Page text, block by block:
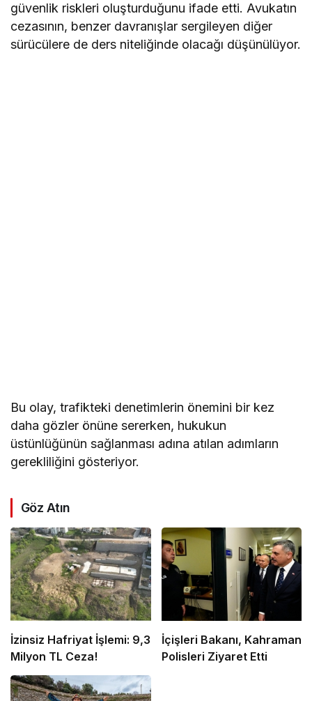
güvenlik riskleri oluşturduğunu ifade etti. Avukatın
cezasının, benzer davranışlar sergileyen diğer
sürücülere de ders niteliğinde olacağı düşünülüyor.
Bu olay, trafikteki denetimlerin önemini bir kez
daha gözler önüne sererken, hukukun
üstünlüğünün sağlanması adına atılan adımların
gerekliliğini gösteriyor.
Göz Atın
İzinsiz Hafriyat İşlemi: 9,3
Milyon TL Ceza!
İçişleri Bakanı, Kahraman
Polisleri Ziyaret Etti